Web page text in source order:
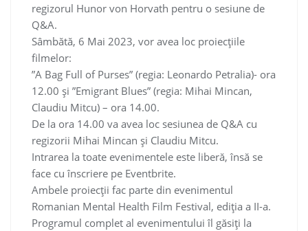
regizorul Hunor von Horvath pentru o sesiune de
Q&A.
Sâmbătă, 6 Mai 2023, vor avea loc proiecțiile
filmelor:
”A Bag Full of Purses” (regia: Leonardo Petralia)- ora
12.00 și ”Emigrant Blues” (regia: Mihai Mincan,
Claudiu Mitcu) – ora 14.00.
De la ora 14.00 va avea loc sesiunea de Q&A cu
regizorii Mihai Mincan și Claudiu Mitcu.
Intrarea la toate evenimentele este liberă, însă se
face cu înscriere pe Eventbrite.
Ambele proiecții fac parte din evenimentul
Romanian Mental Health Film Festival, ediția a II-a.
Programul complet al evenimentului îl găsiți la